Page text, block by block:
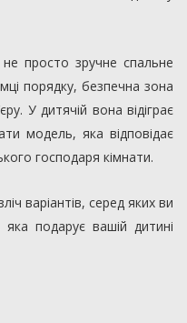
просто зручне спальне
порядку, безпечна зона
У дитячій вона відіграє
модель, яка відповідає
господаря кімнати.
варіантів, серед яких ви
подарує вашій дитині